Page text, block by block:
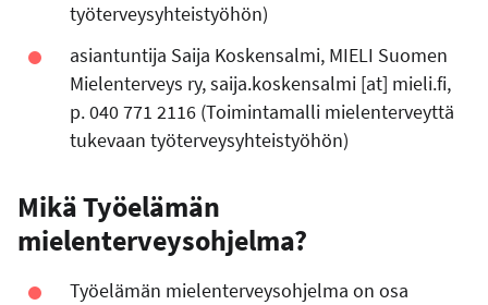
työterveysyhteistyöhön)
asiantuntija Saija Koskensalmi, MIELI Suomen
Mielenterveys ry,saija.koskensalmi [at] mieli.fi,
p. 040 771 2116 (Toimintamalli mielenterveyttä
tukevaan työterveysyhteistyöhön)
Mikä Työelämän
mielenterveysohjelma?
Työelämän mielenterveysohjelma on osa